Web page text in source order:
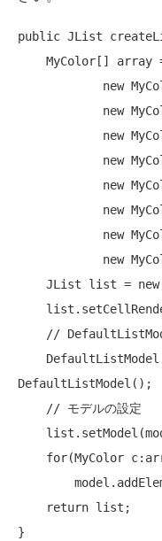
public JList
new
new
new
new
new
new
new
new
    JList list =
new
//
DefaultListModel();
// モデルの設定
for(MyColor
return list;